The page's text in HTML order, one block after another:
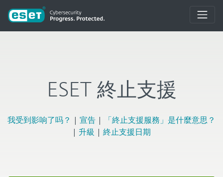
ESET 終止支援
我受到影响了吗？ | 宣告 |
「終止支援服務」是什麼意思？
| 升級 | 終止支援日期